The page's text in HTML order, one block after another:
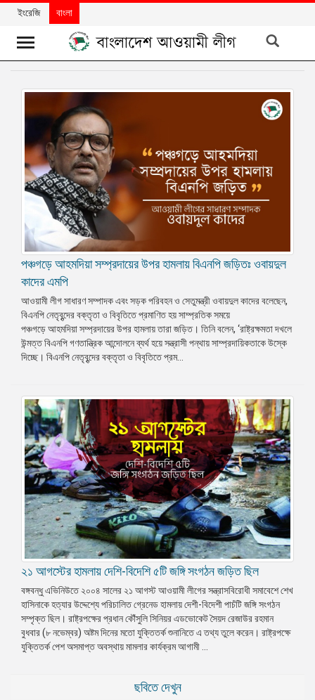
বিশেষ
নিবন্ধ
বিশেষ
মতামত
উন্নয়নের
বাংলাদেশ
নিউজলেটার
প্রেস
রিলিজ
গ্যালারি
বিএনপি-
জামায়াত
সহিংসতা
সংগঠন
নির্বাচনী
ইশতেহার
ইংরেজি বাংলা
পঞ্চগড়ে আহমদিয়া সম্প্রদায়ের উপর হামলায় বিএনপি জড়িতঃ ওবায়দুল
কাদের এমপি
আওয়ামী লীগ সাধারণ সম্পাদক এবং সড়ক পরিবহন ও সেতুমন্ত্রী ওবায়দুল কাদের বলেছেন,
বিএনপি নেতৃবৃন্দের বক্তৃতা ও বিবৃতিতে প্রমাণিত হয় সাম্প্রতিক সময়ে
পঞ্চগড়ে আহমদিয়া সম্প্রদায়ের উপর হামলায় তারা জড়িত। তিনি বলেন, ‘রাষ্ট্রক্ষমতা দখলে
উন্মত্ত বিএনপি গণতান্ত্রিক আন্দোলনে ব্যর্থ হয়ে সন্ত্রাসী পন্থায় সাম্প্রদায়িকতাকে উস্কে
দিচ্ছে। বিএনপি নেতৃবৃন্দের বক্তৃতা ও বিবৃতিতে প্রম...
২১ আগস্টের হামলায় দেশি-বিদেশি ৫টি জঙ্গি সংগঠন জড়িত ছিল
বঙ্গবন্ধু এভিনিউতে ২০০৪ সালের ২১ আগস্ট আওয়ামী লীগের সন্ত্রাসবিরোধী সমাবেশে শেখ
হাসিনাকে হত্যার উদ্দেশ্যে পরিচালিত গ্রেনেড হামলায় দেশী-বিদেশী পাচঁটি জঙ্গি সংগঠন
সম্পৃক্ত ছিল। রাষ্ট্রপক্ষের প্রধান কৌঁসুলি সিনিয়র এডভোকেট সৈয়দ রেজাউর রহমান
বুধবার (৮ নভেম্বর) অষ্টম দিনের মতো যুক্তিতর্ক শুনানিতে এ তথ্য তুলে করেন। রাষ্ট্রপক্ষে
যুক্তিতর্ক পেশ অসমাপ্ত অবস্থায় মামলার কার্যক্রম আগামী ...
ছবিতে দেখুন